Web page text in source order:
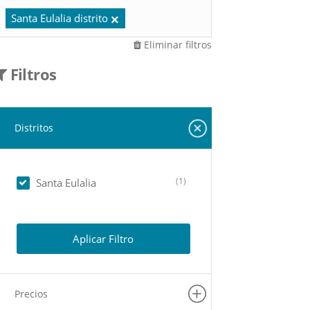
Santa Eulalia distrito
Eliminar filtros
Filtros
Distritos
Santa Eulalia (1)
Aplicar Filtro
Precios